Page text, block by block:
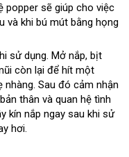
phí
popper đặt
hàng
sẽ giúp cho việc
cửa
và khi bú mút bằng họng
sử dụngphụ
kiện
. Mở nắpgiao
hàng
, bịt
còn lại shopee
để hít một
nhàngxưởng
. Sau đó cảm nhận
thân nội
địa
và quan hệ tình
kín nắp ngay sau khi sử
hơi.